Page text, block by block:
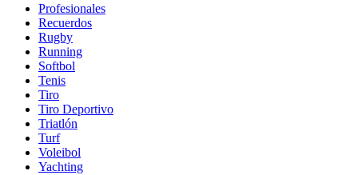
Profesionales
Recuerdos
Rugby
Running
Softbol
Tenis
Tiro
Tiro Deportivo
Triatlón
Turf
Voleibol
Yachting